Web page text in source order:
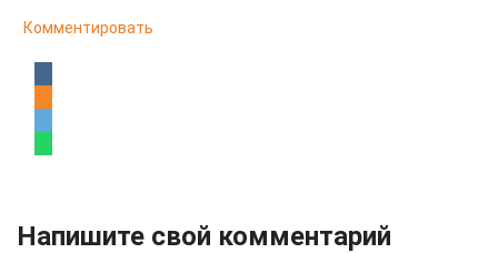
Комментировать
Напишите свой комментарий